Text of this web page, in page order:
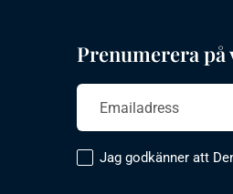
Prenumerera
Jag godkänner att